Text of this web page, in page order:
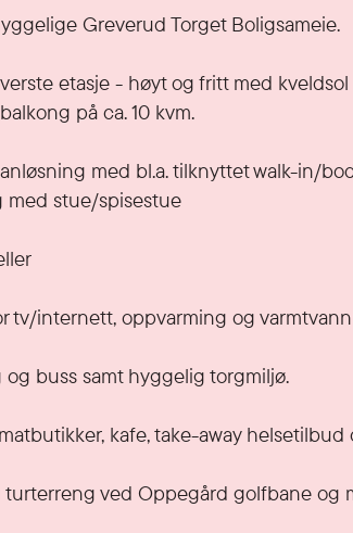
Greverud Torget Boligsameie.
etasje - høyt og fritt med
på ca. 10 kvm.
med bl.a. tilknyttet walk-in/
stue/spisestue
tv/internett, oppvarming og
buss samt hyggelig torgmiljø.
kafe, take-away
ved Oppegård golfbane og